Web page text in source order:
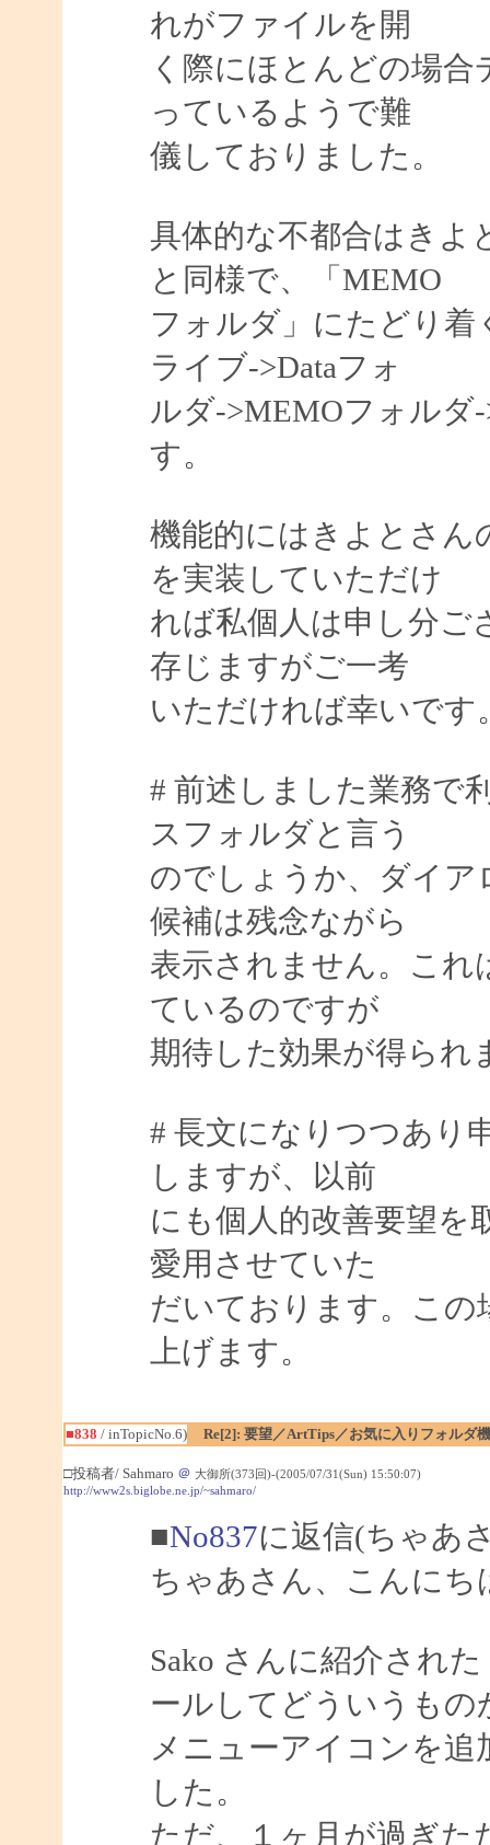
れがファイルを開
く際にほとんどの場
っているようで難
儀しておりました。
具体的な不都合はきよ
と同様で、「MEMO
フォルダ」にたどり
ライブ->Dataフォ
ルダ->MEMOフォルダ
す。
機能的にはきよとさん
を実装していただけ
れば私個人は申し分ご
存じますがご一考
いただければ幸いです
# 前述しました業務で
スフォルダと言う
のでしょうか、ダイ
候補は残念ながら
表示されません。これ
ているのですが
期待した効果が得られ
# 長文になりつつあり
しますが、以前
にも個人的改善要望を
愛用させていた
だいております。こ
上げます。
■838 / inTopicNo.6) Re[2]: 要望／ArtTips／お気に入りフォルダ
□投稿者/ Sahmaro ＠ 大御所(373回)-(2005/07/31(Sun) 15:50:07)
http://www2s.biglobe.ne.jp/~sahmaro/
■No837に返信(ちゃあ
ちゃあさん、こんにち
Sako さんに紹介され
ールしてどういうもの
メニューアイコンを
した。
ただ、１ヶ月が過ぎ